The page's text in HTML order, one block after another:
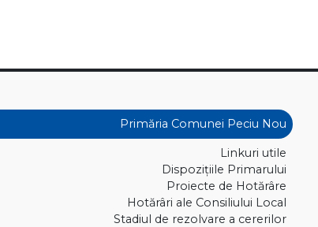
Primăria Comunei Peciu Nou
Linkuri utile
Dispoziţiile Primarului
Proiecte de Hotărâre
Hotărâri ale Consiliului Local
Stadiul de rezolvare a cererilor